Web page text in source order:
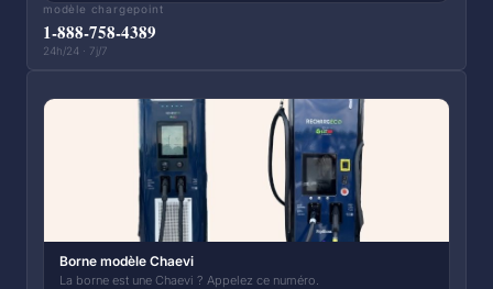
modèle chargepoint
1-888-758-4389
24h/24 · 7j/7
Borne modèle Chaevi
La borne est une Chaevi ? Appelez ce numéro.